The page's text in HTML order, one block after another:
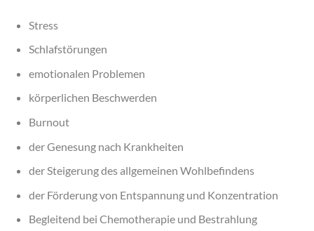
Stress
Schlafstörungen
emotionalen Problemen
körperlichen Beschwerden
Burnout
der Genesung nach Krankheiten
der Steigerung des allgemeinen Wohlbefindens
der Förderung von Entspannung und Konzentration
Begleitend bei Chemotherapie und Bestrahlung